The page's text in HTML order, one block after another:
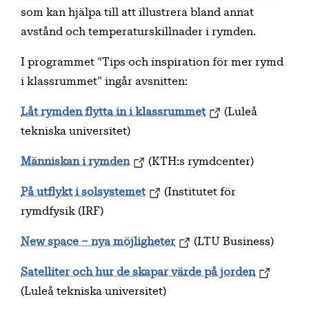
som kan hjälpa till att illustrera bland annat
avstånd och temperaturskillnader i rymden.
I programmet “Tips och inspiration för mer rymd
i klassrummet” ingår avsnitten:
Låt rymden flytta in i klassrummet
(Luleå
tekniska universitet)
Människan i rymden (KTH:s rymdcenter)
På utflykt i solsystemet
(Institutet för
rymdfysik (IRF)
New space – nya möjligheter (LTU Business)
Satelliter och hur de skapar värde på jorden
(Luleå tekniska universitet)